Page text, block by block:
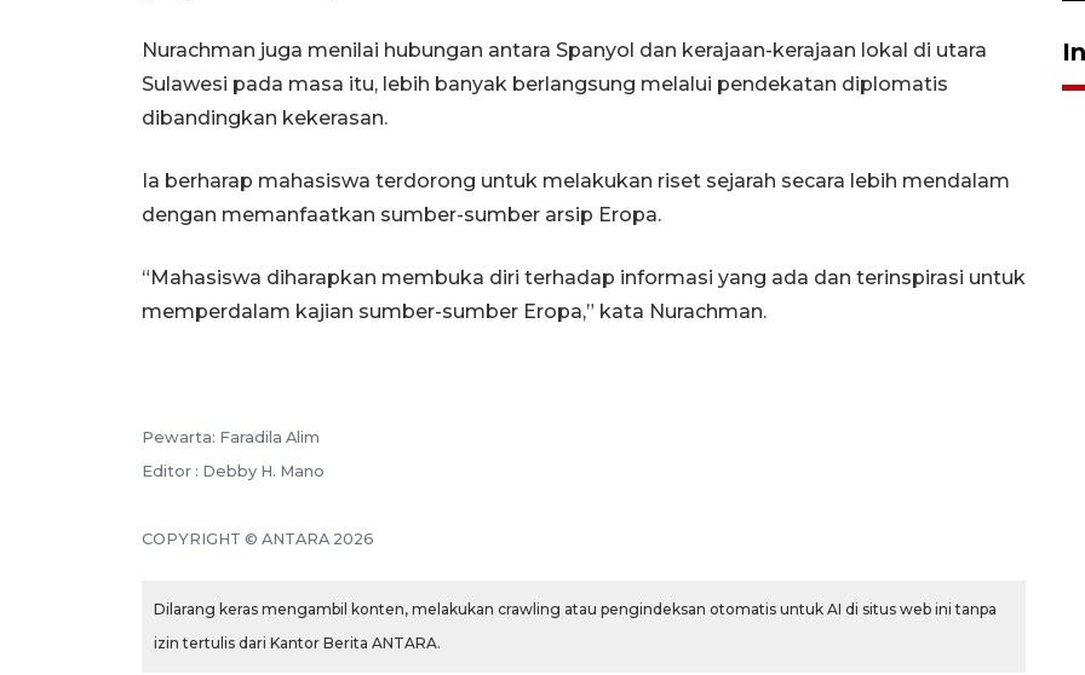
Nurachman juga menilai hubungan antara Spanyol dan kerajaan-kerajaan lokal di utara
Sulawesi pada masa itu, lebih banyak berlangsung melalui pendekatan diplomatis
dibandingkan kekerasan.
Ia berharap mahasiswa terdorong untuk melakukan riset sejarah secara lebih mendalam
dengan memanfaatkan sumber-sumber arsip Eropa.
“Mahasiswa diharapkan membuka diri terhadap informasi yang ada dan terinspirasi untuk
memperdalam kajian sumber-sumber Eropa,” kata Nurachman.
Pewarta: Faradila Alim
Editor : Debby H. Mano
COPYRIGHT © ANTARA 2026
Dilarang keras mengambil konten, melakukan crawling atau pengindeksan otomatis untuk AI di situs web ini tanpa
izin tertulis dari Kantor Berita ANTARA.